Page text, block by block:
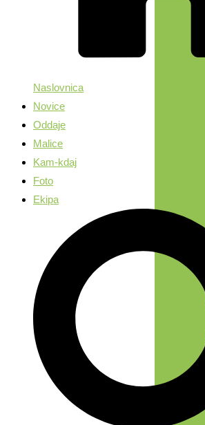
Naslovnica
Novice
Oddaje
Malice
Kam-kdaj
Foto
Ekipa